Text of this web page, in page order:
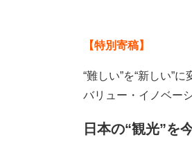
【特別寄稿】
“難しい”を“新しい”に
バリュー・イノベー
日本の“観光”を